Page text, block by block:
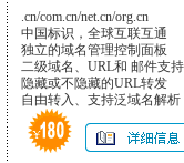
.cn/com.cn/net.cn/org.cn
中国标识，全球互联互通
独立的域名管理控制面板
二级域名、URL和 邮件支持
隐藏或不隐藏的URL转发
自由转入、支持泛域名解析